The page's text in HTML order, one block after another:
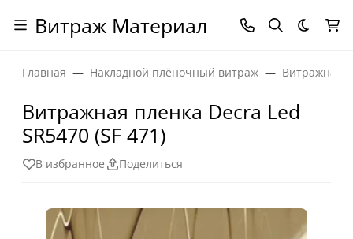
Витраж Материал Темная
Главная Накладной плёночный витраж Витражная
Витражная пленка Decra Led
SR5470 (SF 471)
В избранное Поделиться